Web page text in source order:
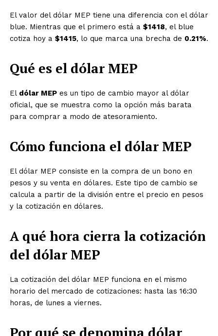
El valor del dólar MEP tiene una diferencia con el dólar
blue. Mientras que el primero está a $1418, el blue
cotiza hoy a $1415, lo que marca una brecha de 0.21%.
Qué es el dólar MEP
El dólar MEP es un tipo de cambio mayor al dólar
oficial, que se muestra como la opción más barata
para comprar a modo de atesoramiento.
Cómo funciona el dólar MEP
El dólar MEP consiste en la compra de un bono en
pesos y su venta en dólares. Este tipo de cambio se
calcula a partir de la división entre el precio en pesos
y la cotización en dólares.
A qué hora cierra la cotización
del dólar MEP
La cotización del dólar MEP funciona en el mismo
horario del mercado de cotizaciones: hasta las 16:30
horas, de lunes a viernes.